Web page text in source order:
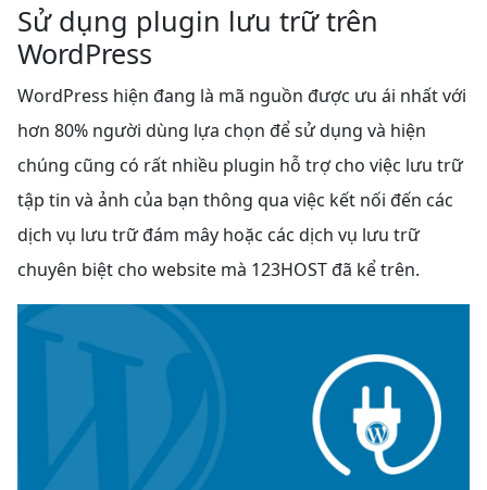
Sử dụng plugin lưu trữ trên
WordPress
WordPress hiện đang là mã nguồn được ưu ái nhất với
hơn 80% người dùng lựa chọn để sử dụng và hiện
chúng cũng có rất nhiều plugin hỗ trợ cho việc lưu trữ
tập tin và ảnh của bạn thông qua việc kết nối đến các
dịch vụ lưu trữ đám mây hoặc các dịch vụ lưu trữ
chuyên biệt cho website mà 123HOST đã kể trên.